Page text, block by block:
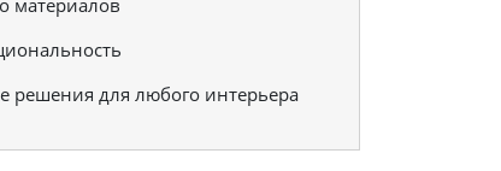
решения для любого интерьера